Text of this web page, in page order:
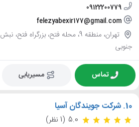
09122200779
felezyabexir177@gmail.com
جنوبی
تماس مسیریابی
10. شرکت جویندگان آسیا
5.0 (1 نظر)